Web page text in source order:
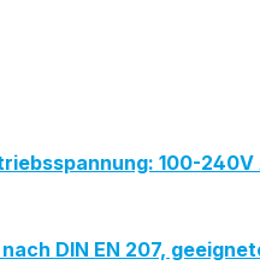
100-240V
DIN EN 207,